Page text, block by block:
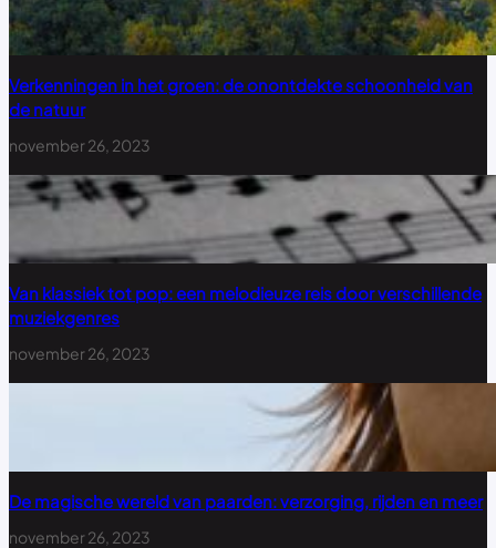
Verkenningen in het groen: de onontdekte schoonheid van
de natuur
november 26, 2023
Van klassiek tot pop: een melodieuze reis door verschillende
muziekgenres
november 26, 2023
De magische wereld van paarden: verzorging, rijden en meer
november 26, 2023